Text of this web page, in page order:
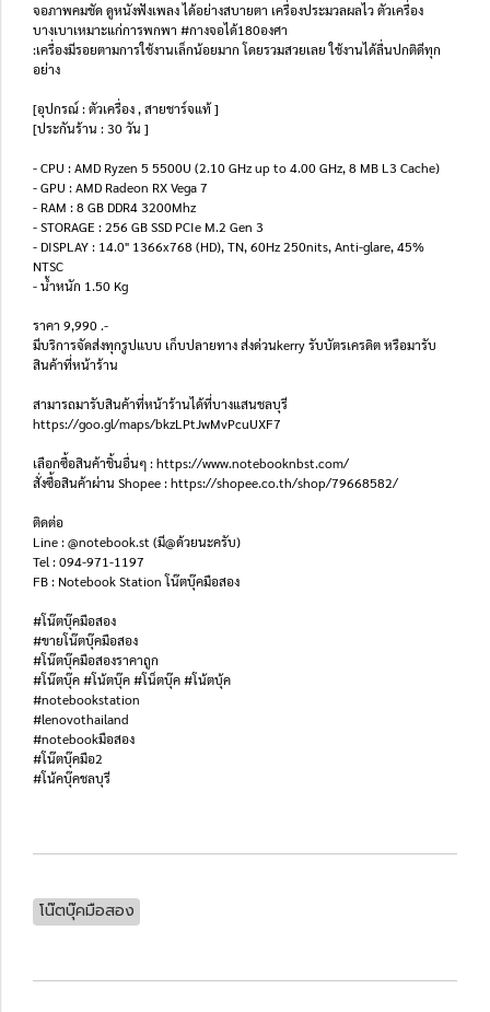
จอภาพคมชัด ดูหนังฟังเพลง ได้อย่างสบายตา เครื่องประมวลผลไว ตัวเครื่อง
บางเบาเหมาะแก่การพกพา #กางจอได้180องศา
:เครื่องมีรอยตามการใช้งานเล็กน้อยมาก โดยรวมสวยเลย ใช้งานได้ลื่นปกติดีทุก
อย่าง
[อุปกรณ์ : ตัวเครื่อง , สายชาร์จแท้ ]
[ประกันร้าน : 30 วัน ]
- CPU : AMD Ryzen 5 5500U (2.10 GHz up to 4.00 GHz, 8 MB L3 Cache)
- GPU : AMD Radeon RX Vega 7
- RAM : 8 GB DDR4 3200Mhz
- STORAGE : 256 GB SSD PCIe M.2 Gen 3
- DISPLAY : 14.0" 1366x768 (HD), TN, 60Hz 250nits, Anti-glare, 45%
NTSC
- น้ำหนัก 1.50 Kg
ราคา 9,990 .-
มีบริการจัดส่งทุกรูปแบบ เก็บปลายทาง ส่งด่วนkerry รับบัตรเครดิต หรือมารับ
สินค้าที่หน้าร้าน
สามารถมารับสินค้าที่หน้าร้านได้ที่บางแสนชลบุรี
https://goo.gl/maps/bkzLPtJwMvPcuUXF7
เลือกซื้อสินค้าชิ้นอื่นๆ : https://www.notebooknbst.com/
สั่งซื้อสินค้าผ่าน Shopee : https://shopee.co.th/shop/79668582/
ติดต่อ
Line : @notebook.st (มี@ด้วยนะครับ)
Tel : 094-971-1197
FB : Notebook Station โน๊ตบุ๊คมือสอง
#โน๊ตบุ๊คมือสอง
#ขายโน๊ตบุ๊คมือสอง
#โน๊ตบุ๊คมือสองราคาถูก
#โน๊ตบุ๊ค #โน้ตบุ๊ค #โน็ตบุ๊ค #โน้ตบุ้ค
#notebookstation
#lenovothailand
#notebookมือสอง
#โน๊ตบุ๊คมือ2
#โน้คบุ๊คชลบุรี
โน๊ตบุ๊คมือสอง